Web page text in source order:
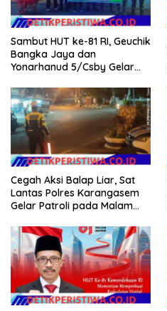
Sambut HUT ke-81 RI, Geuchik
Bangka Jaya dan
Yonarhanud 5/Csby Gelar
Gerakan Indonesia Asri
Cegah Aksi Balap Liar, Sat
Lantas Polres Karangasem
Gelar Patroli pada Malam